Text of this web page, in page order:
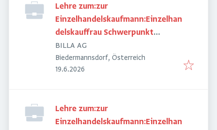
Lehre zum:zur
Einzelhandelskaufmann:Einzelhan
delskauffrau Schwerpunkt
Lebensmittel
BILLA AG
Biedermannsdorf, Österreich
Veröffentlicht
19.6.2026
Lehre zum:zur
Einzelhandelskaufmann:Einzelhan